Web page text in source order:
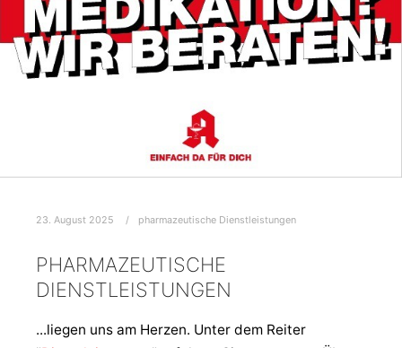
23. August 2025 pharmazeutische Dienstleistungen
PHARMAZEUTISCHE
DIENSTLEISTUNGEN
...liegen uns am Herzen. Unter dem Reiter